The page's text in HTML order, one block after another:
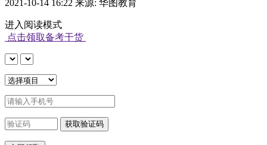
2021-10-14 16:22 来源: 华图教育
进入阅读模式
点击领取备考干货